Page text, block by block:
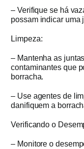
– Verifique se há
possam indicar uma
Limpeza:
– Mantenha as
contaminantes que
borracha.
– Use agentes de
danifiquem a
Verificando o
– Monitore o